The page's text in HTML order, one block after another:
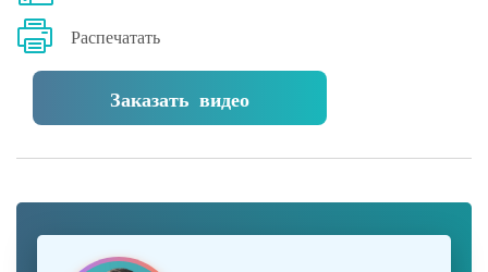
Распечатать
Заказать видео